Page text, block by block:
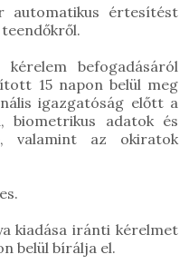
automatikus értesítést
befogadásáról
15 napon belül meg
igazgatóság előtt a
biometrikus adatok és
valamint az okiratok
.
kiadása iránti kérelmet
belül bírálja el.